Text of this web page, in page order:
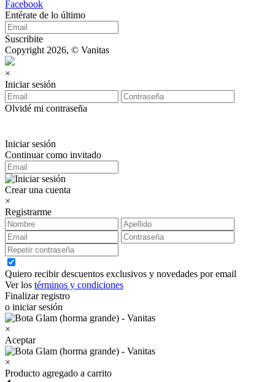
Facebook
Entérate de lo último
Suscribite
Copyright 2026, © Vanitas
×
Iniciar sesión
Olvidé mi contraseña
Iniciar sesión
Continuar como invitado
Crear una cuenta
×
Registrarme
Quiero recibir descuentos exclusivos y novedades por email
Ver los términos y condiciones
Finalizar registro
o iniciar sesión
×
Aceptar
×
Producto agregado a carrito